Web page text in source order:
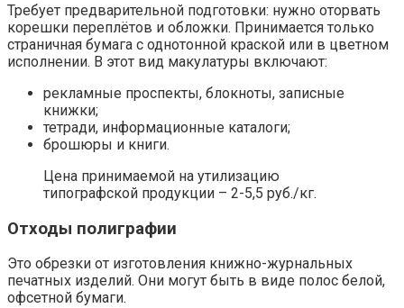
Требует предварительной подготовки: нужно оторвать
корешки переплётов и обложки. Принимается только
страничная бумага с однотонной краской или в цветном
исполнении. В этот вид макулатуры включают:
рекламные проспекты, блокноты, записные
книжки;
тетради, информационные каталоги;
брошюры и книги.
Цена принимаемой на утилизацию
типографской продукции – 2-5,5 руб./кг.
Отходы полиграфии
Это обрезки от изготовления книжно-журнальных
печатных изделий. Они могут быть в виде полос белой,
офсетной бумаги.